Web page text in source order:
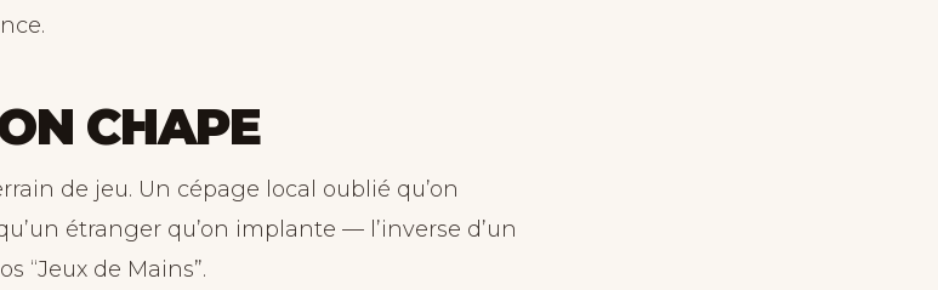
CHAPE
de jeu. Un cépage local oublié qu’on
étranger qu’on implante — l’inverse d’un
“Jeux de Mains”.